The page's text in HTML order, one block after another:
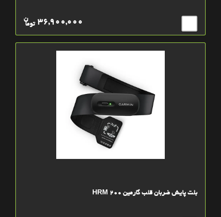
توما
ن 36,900,000
بلت پایش ضربان قلب گارمین HRM 200